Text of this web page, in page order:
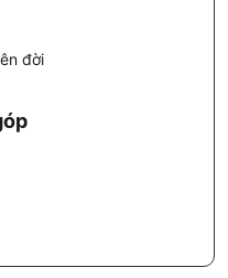
đời